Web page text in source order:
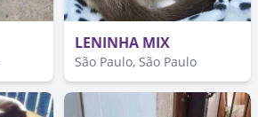
LENINHA MIX
São Paulo, São Paulo